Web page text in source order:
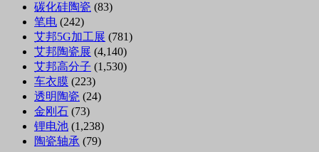
碳化硅陶瓷 (83)
笔电 (242)
艾邦5G加工展 (781)
艾邦陶瓷展 (4,140)
艾邦高分子 (1,530)
车衣膜 (223)
透明陶瓷 (24)
金刚石 (73)
锂电池 (1,238)
陶瓷轴承 (79)